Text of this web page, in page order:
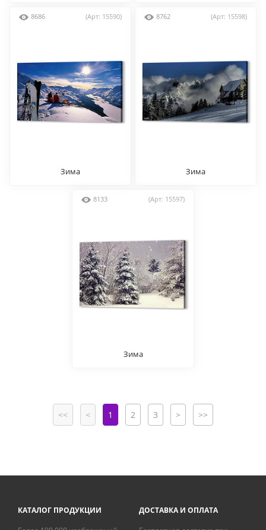
8686 (Арт: 15590)
Зима
8762 (Арт: 15598)
Зима
8133 (Арт: 15597)
Зима
<< < 1 2 3 > >>
КАТАЛОГ ПРОДУКЦИИ
ДОСТАВКА И ОПЛАТА